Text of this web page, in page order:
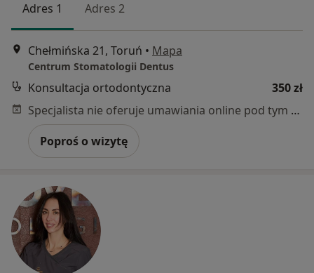
Adres 1 Adres 2
Chełmińska 21, Toruń • Mapa
Centrum Stomatologii Dentus
Konsultacja ortodontyczna
350 zł
Specjalista nie oferuje umawiania online pod tym adresem.
Poproś o wizytę